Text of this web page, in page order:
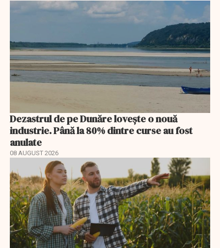
Dezastrul de pe Dunăre lovește o nouă
industrie. Până la 80% dintre curse au fost
anulate
08 AUGUST 2026